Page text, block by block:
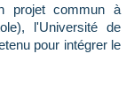
projet commun à
l'Université de
pour intégrer le